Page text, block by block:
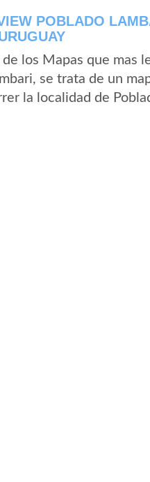
POBLADO
los Mapas que mas
se trata de un
la localidad de